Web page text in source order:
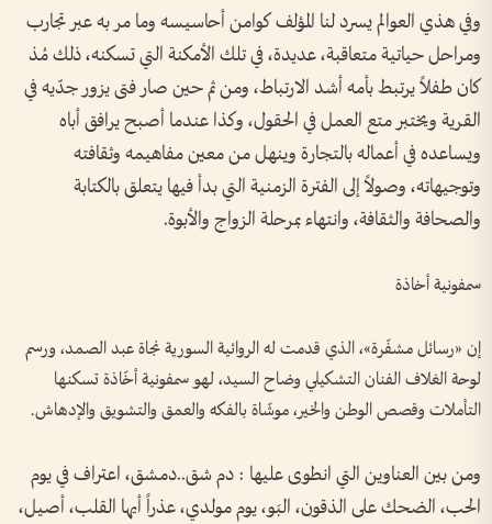
وفي هذي العوالم يسرد لنا المؤلف كوامن أحاسيسه وما مر به عبر تجارب
ومراحل حياتية متعاقبة، عديدة، في تلك الأمكنة التي تسكنه، ذلك مُذ
كان طفلاً يرتبط بأمه أشد الارتباط، ومن ثم حين صار فتى يزور جدّيه في
القرية ويختبر متع العمل في الحقول، وكذا عندما أصبح يرافق أباه
ويساعده في أعماله بالتجارة وينهل من معين مفاهيمه وثقافته
وتوجيهاته، وصولاً إلى الفترة الزمنية التي بدأ فيها يتعلق بالكتابة
والصحافة والثقافة، وانتهاء بمرحلة الزواج والأبوة.
سمفونية أخاذة
إن «رسائل مشفّرة»، الذي قدمت له الروائية السورية نجاة عبد الصمد، ورسم
لوحة الغلاف الفنان التشكيلي وضاح السيد، لهو سمفونية أخّاذة تسكنها
التأملات وقصص الوطن والخير، موشّاة بالفكه والعمق والتشويق والإدهاش.
ومن بين العناوين التي انطوى عليها : دم شق..دمشق، اعتراف في يوم
الحب، الضحك على الذقون، البَو، يوم مولدي، عذراً أيها القلب، أصيل،